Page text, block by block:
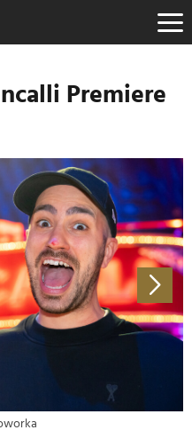
Premiere